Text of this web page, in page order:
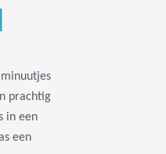
prachtig
in een
een